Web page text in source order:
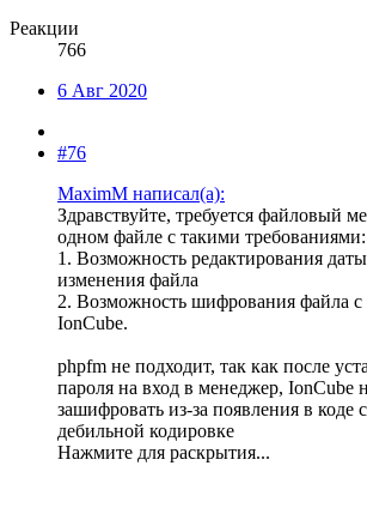
Реакции
766
6 Авг 2020
#76
MaximM написал(а):
Здравствуйте, требуется файловый
одном файле с такими требованиями:
1. Возможность редактирования
изменения файла
2. Возможность шифрования файла
IonCube.
phpfm не подходит, так как после
пароля на вход в менеджер, IonCube
зашифровать из-за появления в коде
дебильной кодировке
Нажмите для раскрытия...